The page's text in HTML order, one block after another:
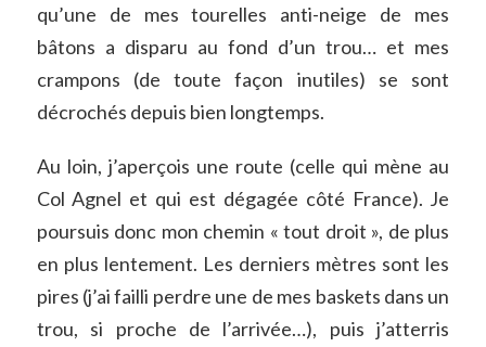
qu’une de mes tourelles anti-neige de mes
bâtons a disparu au fond d’un trou… et mes
crampons (de toute façon inutiles) se sont
décrochés depuis bien longtemps.
Au loin, j’aperçois une route (celle qui mène au
Col Agnel et qui est dégagée côté France). Je
poursuis donc mon chemin « tout droit », de plus
en plus lentement. Les derniers mètres sont les
pires (j’ai failli perdre une de mes baskets dans un
trou, si proche de l’arrivée…), puis j’atterris